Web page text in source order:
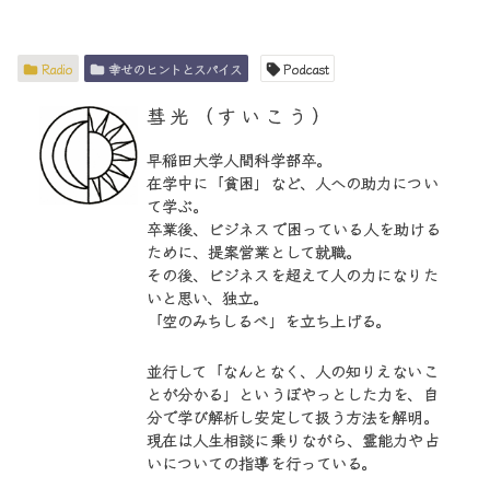
Radio 幸せのヒントとスパイス Podcast
彗光（すいこう）
早稲田大学人間科学部卒。
在学中に「貧困」など、人への助力につい
て学ぶ。
卒業後、ビジネスで困っている人を助ける
ために、提案営業として就職。
その後、ビジネスを超えて人の力になりた
いと思い、独立。
「空のみちしるべ」を立ち上げる。
並行して「なんとなく、人の知りえないこ
とが分かる」というぼやっとした力を、自
分で学び解析し安定して扱う方法を解明。
現在は人生相談に乗りながら、霊能力や占
いについての指導を行っている。